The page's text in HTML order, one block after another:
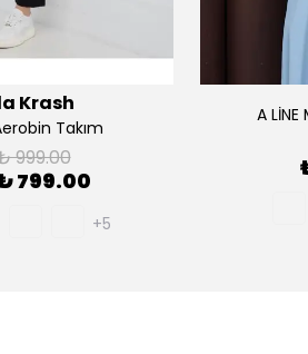
Krash
Takım
999.00
799.00
+5
A LİNE